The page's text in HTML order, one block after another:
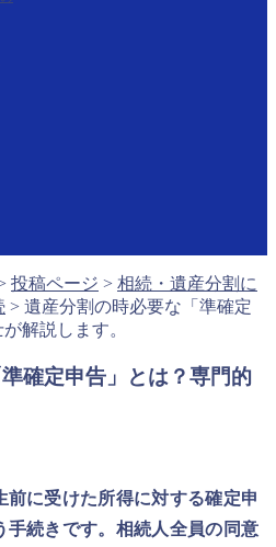
投稿ページ > 相続・遺産分割に
> 遺産分割の時必要な「準確定
解説します。
確定申告」とは？専門的
に受けた所得に対する確定申
手続きです。相続人全員の同意